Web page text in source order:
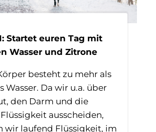
Startet euren Tag mit
Wasser und Zitrone
besteht zu mehr als
Wasser. Da wir u.a. über
den Darm und die
ausscheiden,
wir laufend Flüssigkeit, im